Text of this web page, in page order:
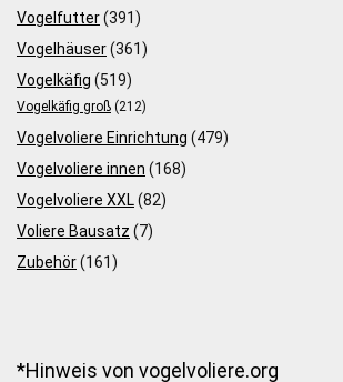
Vogelfutter(391)
Vogelhäuser(361)
Vogelkäfig (519)
Vogelkäfig groß (212)
Vogelvoliere Einrichtung (479)
Vogelvoliere innen (168)
Vogelvoliere XXL(82)
Voliere Bausatz (7)
Zubehör(161)
*Hinweis von vogelvoliere.org